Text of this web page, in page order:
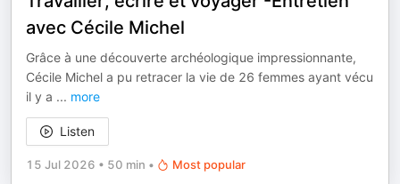
avec Cécile Michel
Grâce à une découverte archéologique impressionnante,
Cécile Michel a pu retracer la vie de 26 femmes ayant vécu
il y a ... more
Listen
15 Jul 2026 • 50 min • Most popular